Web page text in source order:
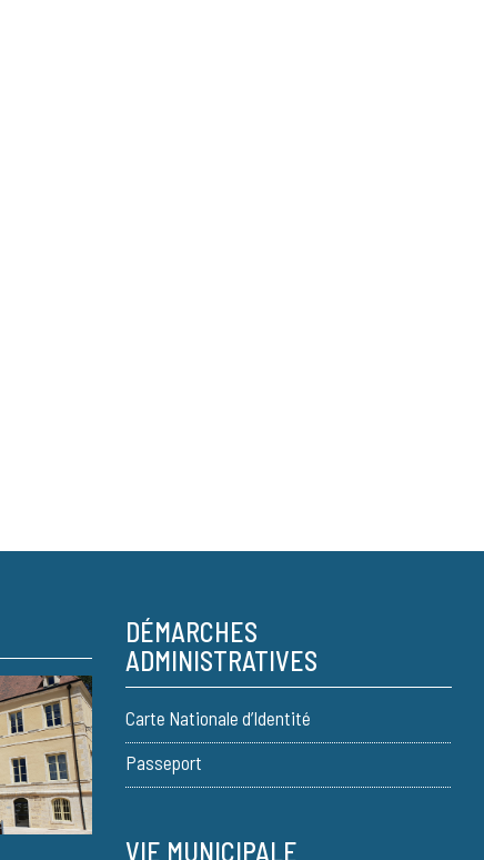
DÉMARCHES
ADMINISTRATIVES
Carte Nationale d’Identité
Passeport
VIE MUNICIPALE